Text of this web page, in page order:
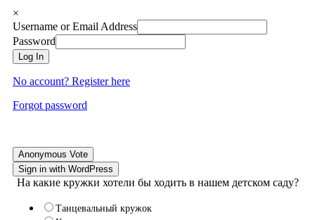
×
Username or Email Address
Password
Log In
No account? Register here
Forgot password
Anonymous Vote
Sign in with WordPress
На какие кружки хотели бы ходить в нашем детском саду?
Танцевальный кружок